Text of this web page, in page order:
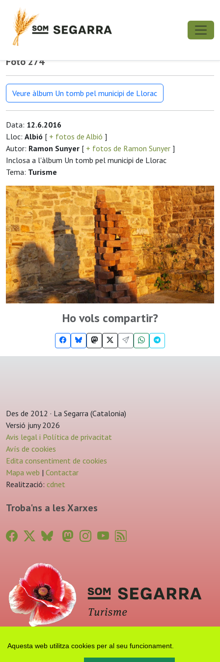
Aquesta web utilitza cookies per al seu funcionament.
Foto 274
Veure àlbum Un tomb pel municipi de Llorac
Data: 12.6.2016
Lloc: Albió [ + fotos de Albió ]
Autor: Ramon Sunyer [ + fotos de Ramon Sunyer ]
Inclosa a l'àlbum Un tomb pel municipi de Llorac
Tema: Turisme
Ho vols compartir?
Des de 2012 · La Segarra (Catalonia)
Versió juny 2026
Avis legal i Política de privacitat
Avís de cookies
Edita consentiment de cookies
Mapa web | Contactar
Realització: cdnet
Troba'ns a les Xarxes